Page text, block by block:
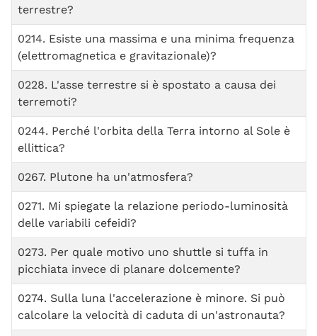
terrestre?
0214. Esiste una massima e una minima frequenza
(elettromagnetica e gravitazionale)?
0228. L'asse terrestre si è spostato a causa dei
terremoti?
0244. Perché l'orbita della Terra intorno al Sole è
ellittica?
0267. Plutone ha un'atmosfera?
0271. Mi spiegate la relazione periodo-luminosità
delle variabili cefeidi?
0273. Per quale motivo uno shuttle si tuffa in
picchiata invece di planare dolcemente?
0274. Sulla luna l'accelerazione è minore. Si può
calcolare la velocità di caduta di un'astronauta?